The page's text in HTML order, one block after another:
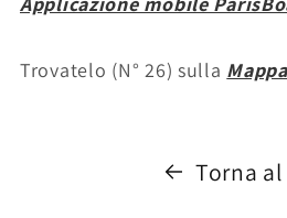
Trovatelo (N° 26) sulla
Torna